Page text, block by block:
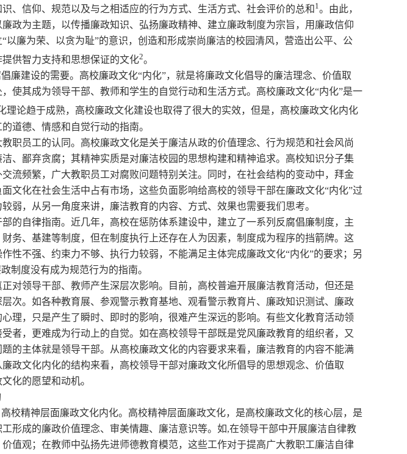
、信仰、规范以及与之相适应的行为方式、生活方式、社会评价的总和 1 。由此，
政为主题，以传播廉政知识、弘扬廉政精神、建立廉政制度为宗旨，用廉政信仰
以廉为荣、以贪为耻”的意识，创造和形成崇尚廉洁的校园清风，营造出公平、公
供智力支持和思想保证的文化2。
廉建设的需要。高校廉政文化“内化”，就是将廉政文化倡导的廉洁理念、价值取
使其成为领导干部、教师和学生的自觉行动和生活方式。高校廉政文化“内化”是一
理论趋于成熟，高校廉政文化建设也取得了很大的实效，但是，高校廉政文化内化
道德、情感和自觉行动的指南。
职员工的认同。高校廉政文化是关于廉洁从政的价值理念、行为规范和社会风尚
、鄙弃贪腐；其精神实质是对廉洁校园的思想构建和精神追求。高校知识分子集
流频繁，广大教职员工对腐败问题特别关注。同时，在社会结构的变动中，拜金
文化在社会生活中占有市场，这些负面影响给高校的领导干部在廉政文化“内化”过
弱，从另一角度来讲，廉洁教育的内容、方式、效果也需要我们思考。
的自律指南。近几年，高校在惩防体系建设中，建立了一系列反腐倡廉制度，主
务、基建等制度，但在制度执行上还存在人为因素，制度成为程序的挡箭牌。这
性不强、约束力不够、执行力较弱，不能满足主体完成廉政文化“内化”的要求；另
制度没有成为规范行为的指南。
对领导干部、教师产生深层次影响。目前，高校普遍开展廉洁教育活动，但还是
次。如各种教育展、参观警示教育基地、观看警示教育片、廉政知识测试、廉政
理，只是产生了瞬时、即时的影响，很难产生深远的影响。有些文化教育活动领
者，更难成为行动上的自觉。如在高校领导干部既是党风廉政教育的组织者，又
的主体就是领导干部。从高校廉政文化的内容要求来看，廉洁教育的内容不能满
政文化内化的结构来看，高校领导干部对廉政文化所倡导的思想观念、价值取
化的愿望和动机。
校精神层面廉政文化内化。高校精神层面廉政文化，是高校廉政文化的核心层，是
形成的廉政价值理念、审美情趣、廉洁意识等。如,在领导干部中开展廉洁自律教
值观；在教师中弘扬先进师德教育模范，这些工作对于提高广大教职工廉洁自律